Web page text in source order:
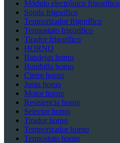
Módulo electrónico frigorífico
Sonda frigorífico
Temporizador frigorífico
Termostato frigorífico
Tirador frigorífico
HORNO
Bandejas horno
Bombilla horno
Cierre horno
Junta horno
Motor horno
Resistencia horno
Selector horno
Tirador horno
Temporizador horno
Termostato horno